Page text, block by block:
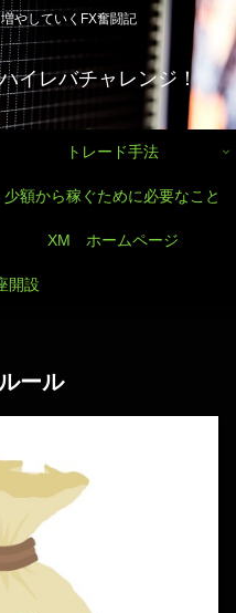
やしていくFX奮闘記
イレバチャレンジ！
トレード手法
少額から稼ぐために必要なこと
XM ホームページ
開設
ール